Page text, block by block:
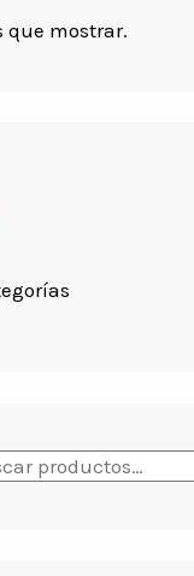
que mostrar.